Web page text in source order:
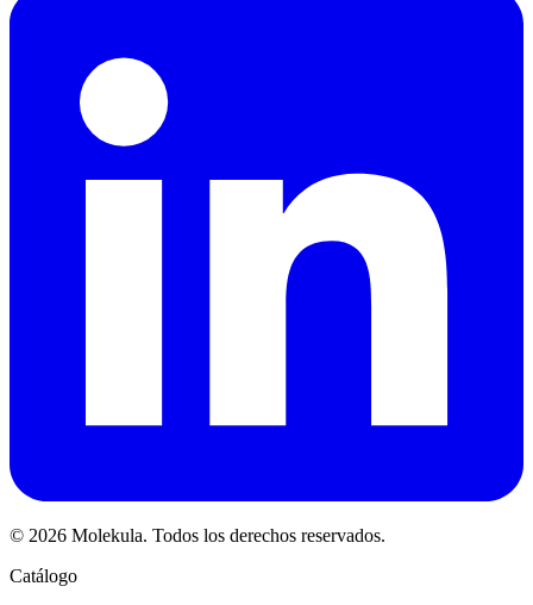
© 2026 Molekula. Todos los derechos reservados.
Catálogo